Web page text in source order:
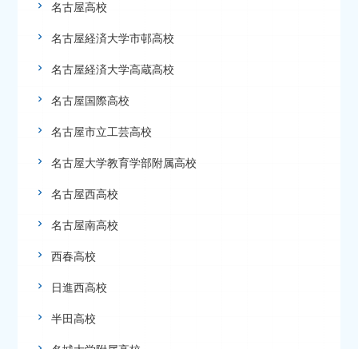
名古屋高校
名古屋経済大学市邨高校
名古屋経済大学高蔵高校
名古屋国際高校
名古屋市立工芸高校
名古屋大学教育学部附属高校
名古屋西高校
名古屋南高校
西春高校
日進西高校
半田高校